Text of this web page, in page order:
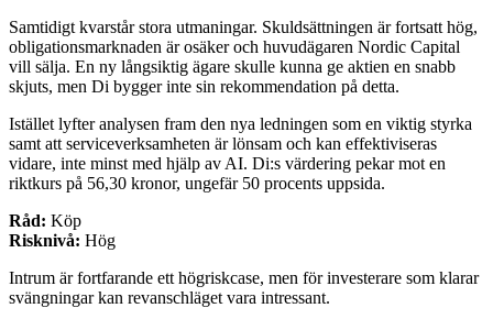
Samtidigt kvarstår stora utmaningar. Skuldsättningen är fortsatt hög,
obligationsmarknaden är osäker och huvudägaren Nordic Capital
vill sälja. En ny långsiktig ägare skulle kunna ge aktien en snabb
skjuts, men Di bygger inte sin rekommendation på detta.
Istället lyfter analysen fram den nya ledningen som en viktig styrka
samt att serviceverksamheten är lönsam och kan effektiviseras
vidare, inte minst med hjälp av AI. Di:s värdering pekar mot en
riktkurs på 56,30 kronor, ungefär 50 procents uppsida.
Råd: Köp
Risknivå: Hög
Intrum är fortfarande ett högriskcase, men för investerare som klarar
svängningar kan revanschläget vara intressant.